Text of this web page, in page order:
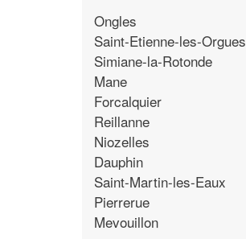
Ongles
Saint-Etienne-les-Orgues
Simiane-la-Rotonde
Mane
Forcalquier
Reillanne
Niozelles
Dauphin
Saint-Martin-les-Eaux
Pierrerue
Mevouillon